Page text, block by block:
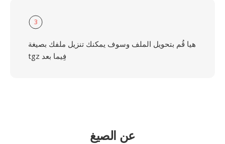
3
هيا قُم بتحويل الملف وسوف يمكنك تنزيل ملفك بصيغة
tgz فِيما بعد
عن الصيغ